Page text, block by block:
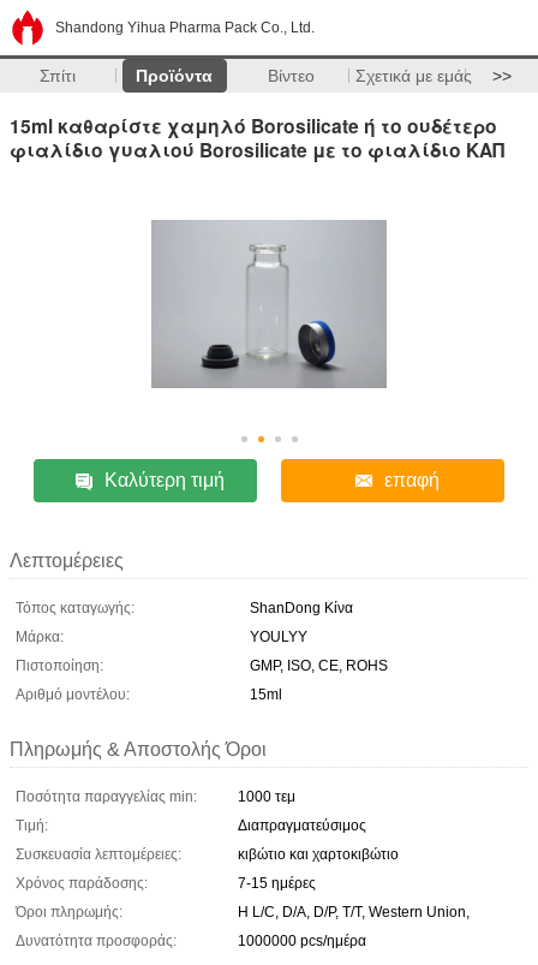
Shandong Yihua Pharma Pack Co., Ltd.
Σπίτι Προϊόντα Βίντεο Σχετικά με εμάς >>
15ml καθαρίστε χαμηλό Borosilicate ή το ουδέτερο
φιαλίδιο γυαλιού Borosilicate με το φιαλίδιο ΚΑΠ
Καλύτερη τιμή επαφή
Λεπτομέρειες
Τόπος καταγωγής:
ShanDong Κίνα
Μάρκα:
YOULYY
Πιστοποίηση:
GMP, ISO, CE, ROHS
Αριθμό μοντέλου:
15ml
Πληρωμής & Αποστολής Όροι
Ποσότητα παραγγελίας min:
1000 τεμ
Τιμή:
Διαπραγματεύσιμος
Συσκευασία λεπτομέρειες:
κιβώτιο και χαρτοκιβώτιο
Χρόνος παράδοσης:
7-15 ημέρες
Όροι πληρωμής:
Η L/C, D/A, D/P, T/T, Western Union,
Δυνατότητα προσφοράς:
1000000 pcs/ημέρα